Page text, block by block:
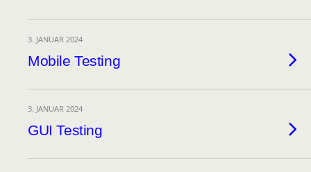
3. JANUAR 2024
Mobile Testing
3. JANUAR 2024
GUI Testing